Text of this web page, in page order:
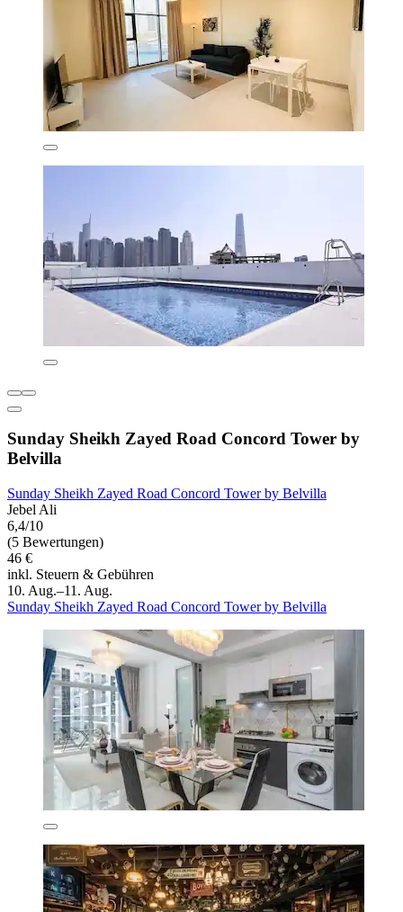
Sunday Sheikh Zayed Road Concord Tower by
Belvilla
Sunday Sheikh Zayed Road Concord Tower by Belvilla
Jebel Ali
6,4/10
(5 Bewertungen)
46 €
inkl. Steuern & Gebühren
10. Aug.–11. Aug.
Sunday Sheikh Zayed Road Concord Tower by Belvilla